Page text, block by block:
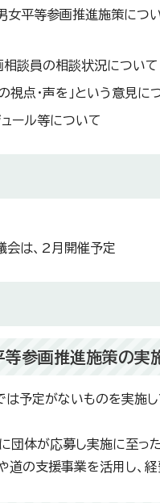
平等参画推進施策につ
談員の相談状況について
視点・声を」という意見に
ール等について
は、2月開催予定
参画推進施策の実
予定がないものを実施
団体が応募し実施に至
道の支援事業を活用し、